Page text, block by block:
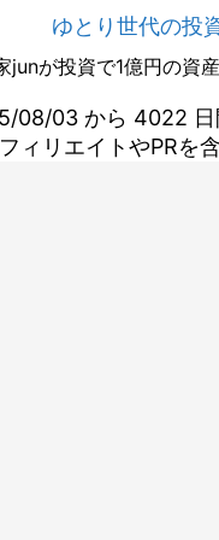
ゆとり世代の投
junが投資で1億円の資
08/03 から 4022 日
ィリエイトやPRを